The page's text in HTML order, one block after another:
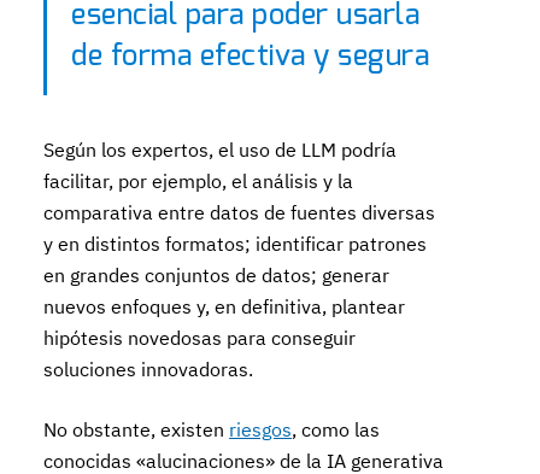
esencial para poder usarla
de forma efectiva y segura
Según los expertos, el uso de LLM podría
facilitar, por ejemplo, el análisis y la
comparativa entre datos de fuentes diversas
y en distintos formatos; identificar patrones
en grandes conjuntos de datos; generar
nuevos enfoques y, en definitiva, plantear
hipótesis novedosas para conseguir
soluciones innovadoras.
No obstante, existen riesgos, como las
conocidas «alucinaciones» de la IA generativa